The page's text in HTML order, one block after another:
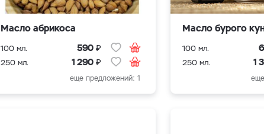
Масло абрикоса
100 мл. 590 ₽
250 мл. 1 290 ₽
еще предложений: 1
Масло бурого
100 мл.
250 мл. 1